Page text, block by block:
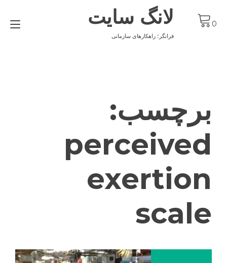
content
لانگ سایت
فرانگر؛ راهکارهای سازمانی
0
برچسب:
perceived
exertion
scale